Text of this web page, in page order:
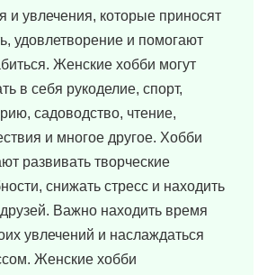
и увлечения, которые приносят
удовлетворение и помогают
Женские хобби могут
в себя рукоделие, спорт,
садоводство, чтение,
и многое другое. Хобби
развивать творческие
снижать стресс и находить
Важно находить время
увлечений и наслаждаться
Женские хобби